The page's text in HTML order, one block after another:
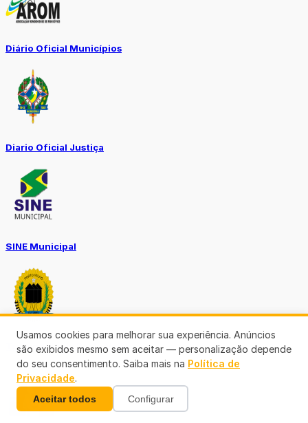
Diário Oficial Municípios
Diario Oficial Justiça
SINE Municipal
Transparência Porto Velho
Usamos cookies para melhorar sua experiência. Anúncios
são exibidos mesmo sem aceitar — personalização depende
do seu consentimento. Saiba mais na Política de
Privacidade.
Aceitar todos Configurar